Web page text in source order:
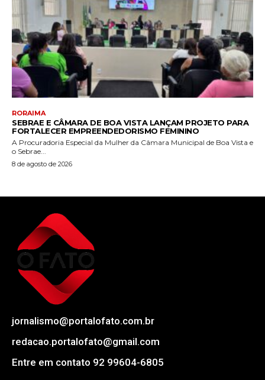
RORAIMA
SEBRAE E CÂMARA DE BOA VISTA LANÇAM PROJETO PARA
FORTALECER EMPREENDEDORISMO FEMININO
A Procuradoria Especial da Mulher da Câmara Municipal de Boa Vista e
o Sebrae...
8 de agosto de 2026
jornalismo@portalofato.com.br
redacao.portalofato@gmail.com
Entre em contato 92 99604-6805